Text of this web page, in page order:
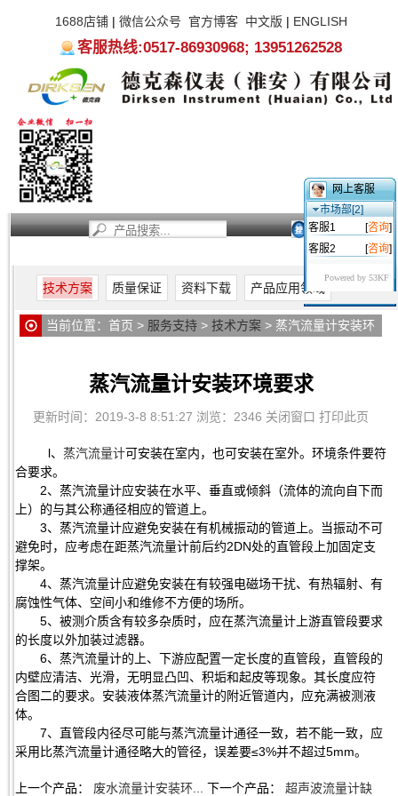
1688店铺| 微信公众号 官方博客 中文版 | ENGLISH
客服热线:0517-86930968; 13951262528
技术方案 质量保证 资料下载 产品应用领域
当前位置： 首页 > 服务支持 > 技术方案 > 蒸汽流量计安装环
蒸汽流量计安装环境要求
更新时间：2019-3-8 8:51:27 浏览：2346 关闭窗口 打印此页
l、 蒸汽流量计可安装在室内，也可安装在室外。环境条件要符
合要求。
2、蒸汽流量计应安装在水平、垂直或倾斜（流体的流向自下而
上）的与其公称通径相应的管道上。
3、蒸汽流量计应避免安装在有机械振动的管道上。当振动不可
避免时，应考虑在距蒸汽流量计前后约2DN处的直管段上加固定支
撑架。
4、蒸汽流量计应避免安装在有较强电磁场干扰、有热辐射、有
腐蚀性气体、空间小和维修不方便的场所。
5、被测介质含有较多杂质时，应在蒸汽流量计上游直管段要求
的长度以外加装过滤器。
6、蒸汽流量计的上、下游应配置一定长度的直管段，直管段的
内壁应清洁、光滑，无明显凸凹、积垢和起皮等现象。其长度应符
合图二的要求。安装液体蒸汽流量计的附近管道内，应充满被测液
体。
7、直管段内径尽可能与蒸汽流量计通径一致，若不能一致，应
采用比蒸汽流量计通径略大的管径，误差要≤3%并不超过5mm。
上一个产品： 废水流量计安装环... 下一个产品： 超声波流量计缺
网上客服
市场部[2]
客服1
[咨询]
客服2
[咨询]
Powered by 53KF